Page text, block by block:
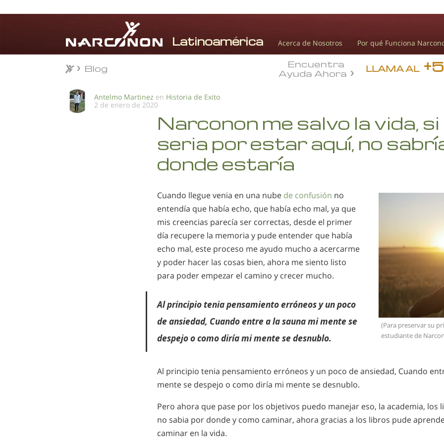
Acerca de Nosotros Por qué Funciona
LLAMA AL
Encuentra
Ayuda Ahora
Blog
Antelmo Martinez en Historia de Exito
2 de enero de 2020
Narconon me salvo la vida, si
seria por estar aquí, no
donde estaría
(Para preservar su
estudiante de
Cuando llegue venia en una nube de confusión no
entendía que había echo, que había echo mal, ya que
mis creencias parecía ser correctas, desde el primer
día recupere la memoria y pude entender que había
echo mal, este proceso me ayudo mucho a acercarme
y poder hacer las cosas bien, ahora me siento listo
para poder empezar el camino y crecer mucho.
Al principio tenia pensamiento erróneos y un poco
de ansiedad, Cuando entre a la sauna mi mente se
despejo o como diría mi mente se desnublo.
Al principio tenia pensamiento erróneos y un poco de ansiedad, Cuando
mente se despejo o como diría mi mente se desnublo.
Pero ahora que pase por los objetivos puedo manejar eso, la academia, los
no sabia por donde y como caminar, ahora gracias a los libros pude
caminar en la vida.
Blog